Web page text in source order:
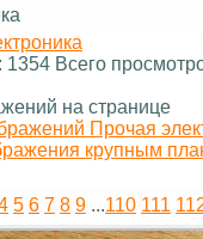
1354 Всего
на странице
Прочая
крупным
5 6 7 8 9 ...110 111